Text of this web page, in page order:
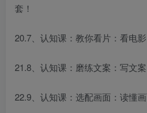
套！
20.7、认知课：教你看片：看电
21.8、认知课：磨练文案：写文
22.9、认知课：选配画面：读懂